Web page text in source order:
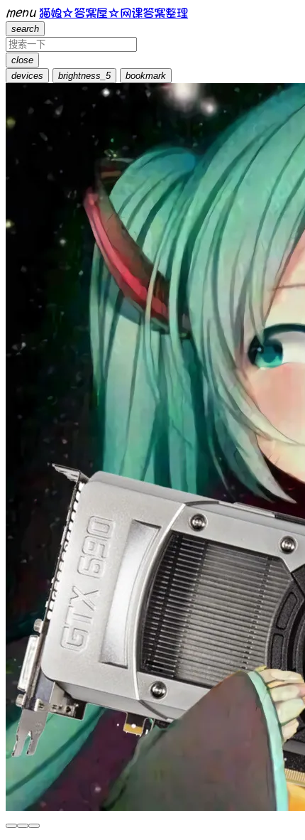
menu 猫娘☆答案屋☆网课答案整理
search
close
devices
brightness_5 bookmark